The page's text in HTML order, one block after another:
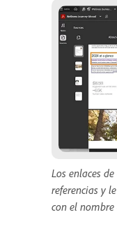
Los enlaces
referencias y
con el